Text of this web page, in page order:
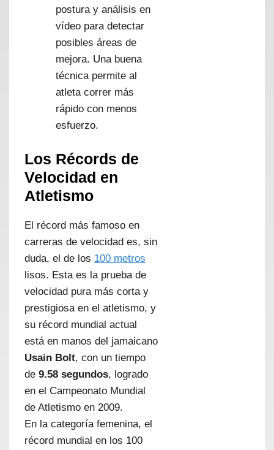
postura y análisis en
vídeo para detectar
posibles áreas de
mejora. Una buena
técnica permite al
atleta correr más
rápido con menos
esfuerzo.
Los Récords de
Velocidad en
Atletismo
El récord más famoso en
carreras de velocidad es, sin
duda, el de los 100 metros
lisos. Esta es la prueba de
velocidad pura más corta y
prestigiosa en el atletismo, y
su récord mundial actual
está en manos del jamaicano
Usain Bolt, con un tiempo
de 9.58 segundos, logrado
en el Campeonato Mundial
de Atletismo en 2009.
En la categoría femenina, el
récord mundial en los 100